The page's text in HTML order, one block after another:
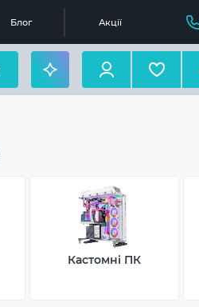
Блог Акції
Кастомні ПК